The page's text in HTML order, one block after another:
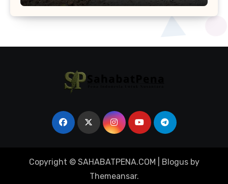
Copyright © SAHABATPENA.COM Blogusby
Themeansar.